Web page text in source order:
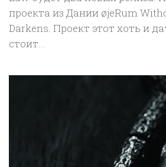
проекта из Дании øjeRum
Darkens. Проект этот хоть и
стоит...